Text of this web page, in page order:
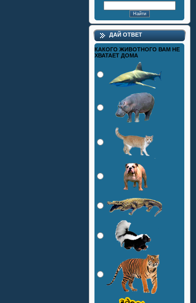
ДАЙ ОТВЕТ
КАКОГО ЖИВОТНОГО ВАМ НЕ
ХВАТАЕТ ДОМА